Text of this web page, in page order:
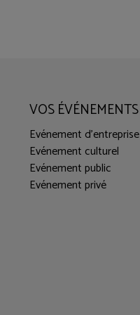
VOS ÉVÉNEMENTS
Evénement d'entreprise
Evénement culturel
Evénement public
Evénement privé